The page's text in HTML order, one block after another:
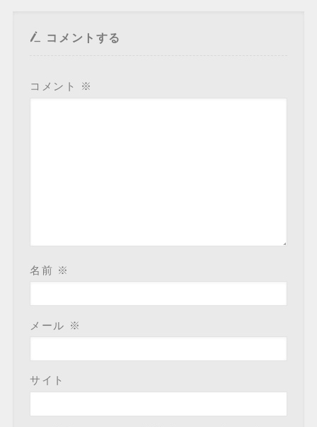
コメントする
コメント ※
名前 ※
メール ※
サイト